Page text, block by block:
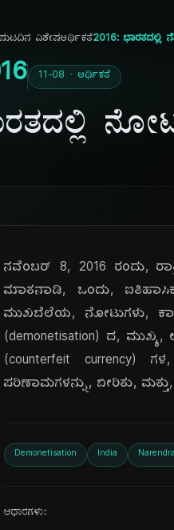
ದಿನ ವಿಶೇಷಆರ್ಥಿಕತೆ2016:
11-08 · ಆರ್ಥಿಕತೆ
ನವೆಂಬರ್ 8, 2016 ರಂದು,
ಮಾತನಾಡಿ, ಒಂದು,
ಮುಖಬೆಲೆಯ, ನೋಟುಗಳು,
(demonetisation) ದ, ಮುಖ್ಯ,
(counterfeit currency)
ಪರಿಣಾಮಗಳನ್ನು, ಬೀರಿತು,
Demonetisation India
ಆಧಾರಗಳು: